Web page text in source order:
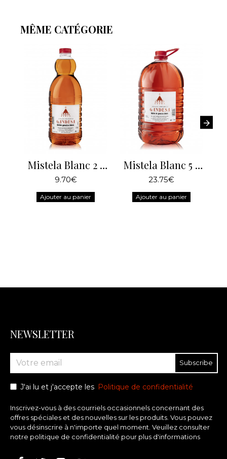
MÊME CATÉGORIE
Mistela Blanc 2 Litres
9.70€
Ajouter au panier
Mistela Blanc 5 Litres
23.75€
Ajouter au panier
NEWSLETTER
Subscribe
J'ai lu et j'accepte les Politique de confidentialité
Inscrivez-vous à des courriels occasionnels concernant des
offres spéciales et des nouvelles sur les produits. Vous pouvez
vous désinscrire à n'importe quel moment. Veuillez consulter
notre politique de confidentialité pour plus d'informations